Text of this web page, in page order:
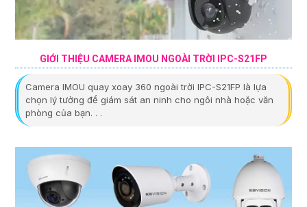
GIỚI THIỆU CAMERA IMOU NGOÀI TRỜI IPC-S21FP
Camera IMOU quay xoay 360 ngoài trời IPC-S21FP là lựa
chọn lý tưởng để giám sát an ninh cho ngôi nhà hoặc văn
phòng của bạn. . .